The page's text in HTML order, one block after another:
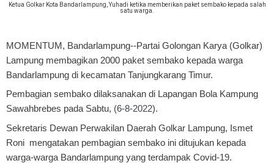
Ketua Golkar Kota Bandarlampung, Yuhadi ketika memberikan paket sembako kepada salah
satu warga.
MOMENTUM, Bandarlampung--Partai Golongan Karya (Golkar)
Lampung membagikan 2000 paket sembako kepada warga
Bandarlampung di kecamatan Tanjungkarang Timur.
Pembagian sembako dilaksanakan di Lapangan Bola Kampung
Sawahbrebes pada Sabtu, (6-8-2022).
Sekretaris Dewan Perwakilan Daerah Golkar Lampung, Ismet
Roni mengatakan pembagian sembako ini ditujukan kepada
warga-warga Bandarlampung yang terdampak Covid-19.